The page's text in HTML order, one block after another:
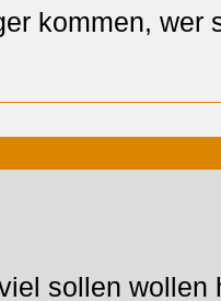
kommen, wer
sollen wollen